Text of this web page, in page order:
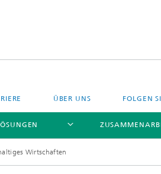
ÜBER UNS FOLGEN
Wirtschaften